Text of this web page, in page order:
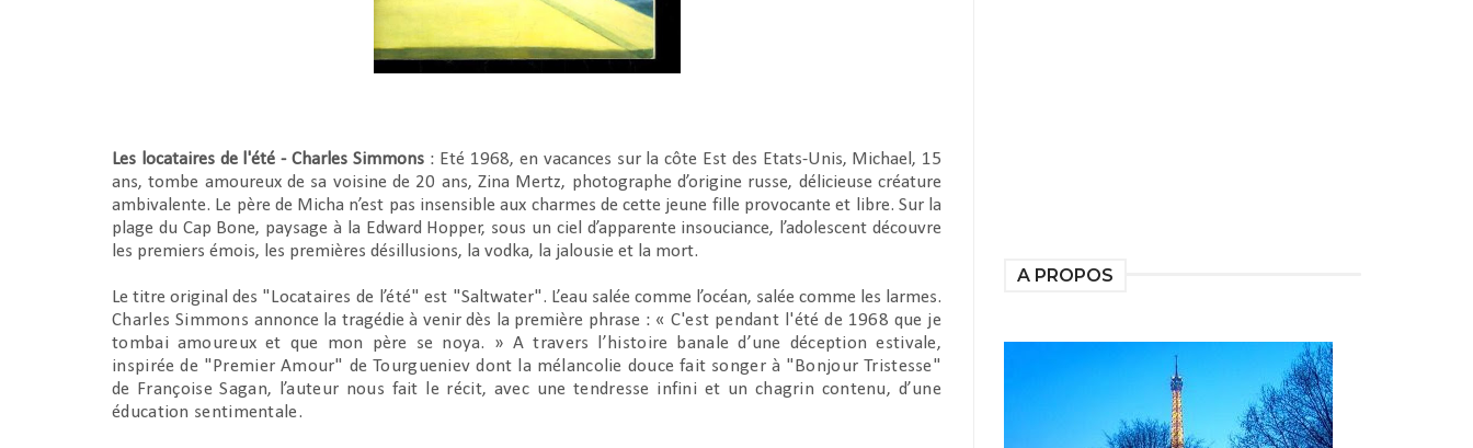
Les locataires de l'été - Charles Simmons: Eté 1968, en vacances sur la côte Est des Etats-Unis, Michael, 15
ans, tombe amoureux de sa voisine de 20 ans, Zina Mertz, photographe d’origine russe, délicieuse créature
ambivalente. Le père de Micha n’est pas insensible aux charmes de cette jeune fille provocante et libre. Sur la
plage du Cap Bone, paysage à la Edward Hopper, sous un ciel d’apparente insouciance, l’adolescent découvre
les premiers émois, les premières désillusions, la vodka, la jalousie et la mort.
Le titre original des " Locataires de l’été" est "Saltwater". L’eau salée comme l’océan, salée comme les larmes.
Charles Simmons annonce la tragédie à venir dès la première phrase : « C'est pendant l'été de 1968 que je
tombai amoureux et que mon père se noya. » A travers l’histoire banale d’une déception estivale,
inspirée de "Premier Amour" de Tourgueniev dont la mélancolie douce fait songer à "Bonjour Tristesse"
de Françoise Sagan, l’auteur nous fait le récit, avec une tendresse infini et un chagrin contenu, d’une
éducation sentimentale.
A PROPOS